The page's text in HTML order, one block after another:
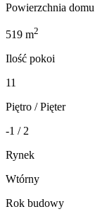
Powierzchnia domu
519 m2
Ilość pokoi
11
Piętro / Pięter
-1 / 2
Rynek
Wtórny
Rok budowy